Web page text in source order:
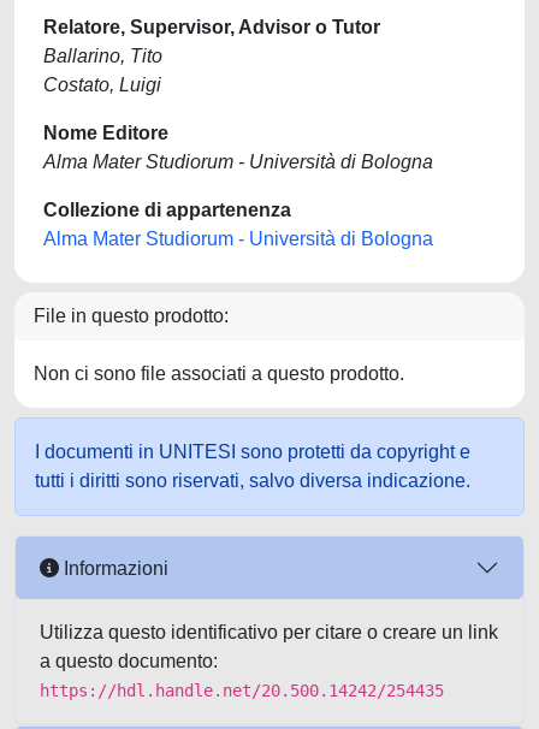
Relatore, Supervisor, Advisor o Tutor
Ballarino, Tito
Costato, Luigi
Nome Editore
Alma Mater Studiorum - Università di Bologna
Collezione di appartenenza
Alma Mater Studiorum - Università di Bologna
File in questo prodotto:
Non ci sono file associati a questo prodotto.
I documenti in UNITESI sono protetti da copyright e
tutti i diritti sono riservati, salvo diversa indicazione.
Informazioni
Utilizza questo identificativo per citare o creare un link
a questo documento:
https://hdl.handle.net/20.500.14242/254435